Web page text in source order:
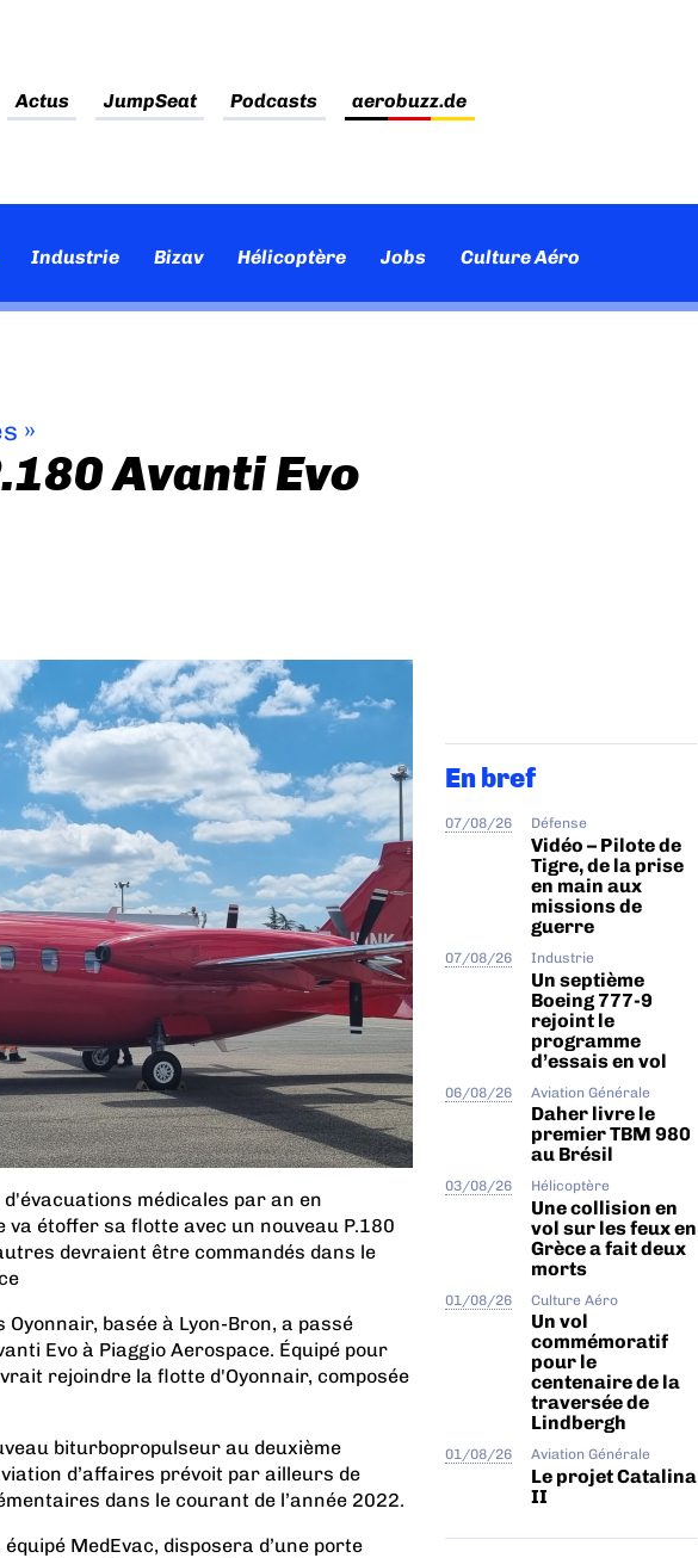
Actus JumpSeat Podcasts aerobuzz.de
Industrie Bizav Hélicoptère Jobs Culture Aéro
»
Avanti Evo
médicales par an en
va étoffer sa flotte avec un nouveau P.180
devraient être commandés dans le
Oyonnair, basée à Lyon-Bron, a passé
Evo à Piaggio Aerospace. Équipé pour
rejoindre la flotte d'Oyonnair, composée
biturbopropulseur au deuxième
d’affaires prévoit par ailleurs de
dans le courant de l’année 2022.
MedEvac, disposera d’une porte
En bref
07/08/26 Défense
Vidéo – Pilote de
Tigre, de la prise
en main aux
missions de
guerre
07/08/26 Industrie
Un septième
Boeing 777-9
rejoint le
programme
d’essais en vol
06/08/26 Aviation Générale
Daher livre le
premier TBM 980
au Brésil
03/08/26 Hélicoptère
Une collision en
vol sur les feux en
Grèce a fait deux
morts
01/08/26 Culture Aéro
Un vol
commémoratif
pour le
centenaire de la
traversée de
Lindbergh
01/08/26 Aviation Générale
Le projet Catalina
II